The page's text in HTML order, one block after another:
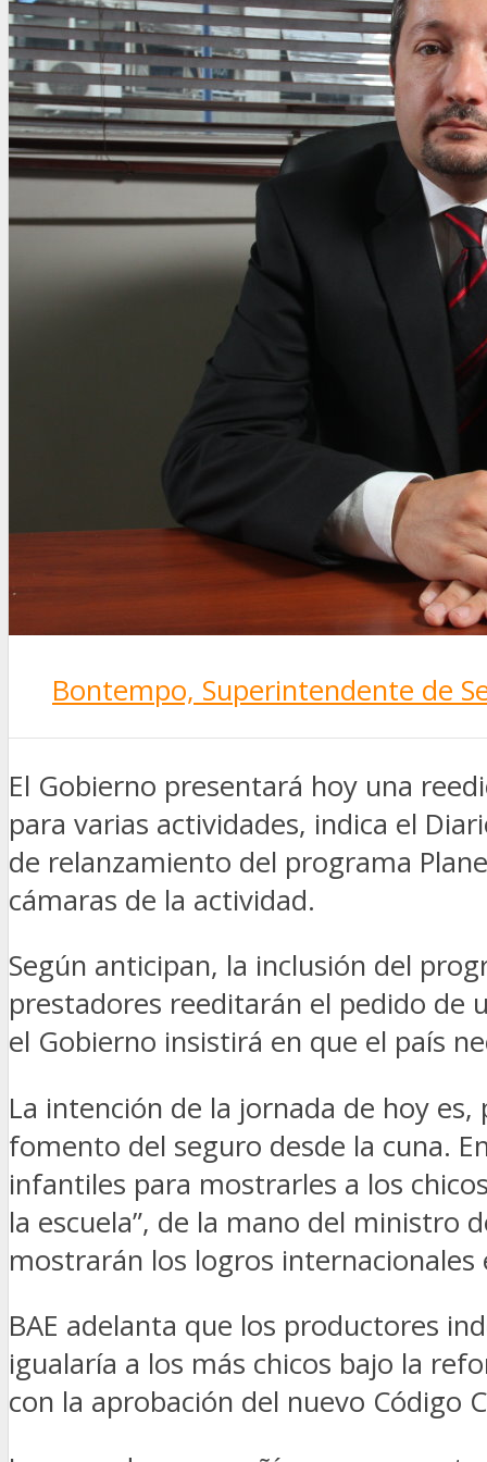
OTRAS NORMAS
INNOVACIÓN
NOTICIAS
LA CONFE
ITC
INESE – FÜTURE LATAM
INTERNACIONALES
AMÉRICA LATINA
ESTADOS UNIDOS
EUROPA
RESTO DEL MUNDO
MEDIOAMBIENTE
RIESGOS DEL TRABAJO
SALUD
SEGURIDAD VIAL
TV
DIGITAL
COLUMNISTAS
ESTADÍSTICAS
Bontempo, Superintendente de
El Gobierno presentará hoy una
para varias actividades, indica el
de relanzamiento del programa
cámaras de la actividad.
Según anticipan, la inclusión del
prestadores reeditarán el pedido de
el Gobierno insistirá en que el país
La intención de la jornada de hoy
fomento del seguro desde la cuna.
infantiles para mostrarles a los
la escuela”, de la mano del ministro
mostrarán los logros
BAE adelanta que los productores
igualaría a los más chicos bajo la
con la aprobación del nuevo Código